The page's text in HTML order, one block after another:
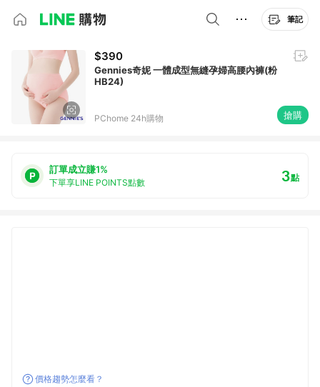
筆記
$390
Gennies奇妮 一體成型無縫孕婦高腰內褲(粉
HB24)
PChome 24h購物 搶購
訂單成立賺1%
下單享LINE POINTS點數 3點
價格趨勢怎麼看？